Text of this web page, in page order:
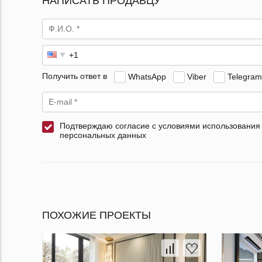
Получить ответ в WhatsApp Viber Telegram
Подтверждаю согласие с условиями использования
персональных данных
ПОХОЖИЕ ПРОЕКТЫ